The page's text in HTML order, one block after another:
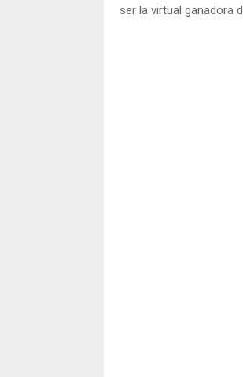
ser la virtual ganadora